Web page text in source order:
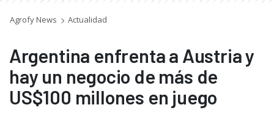
Agrofy News Actualidad
Argentina enfrenta a Austria y
hay un negocio de más de
US$100 millones en juego